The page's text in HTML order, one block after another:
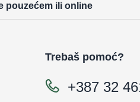
pouzećem ili online
Trebaš pomoć?
+387 32